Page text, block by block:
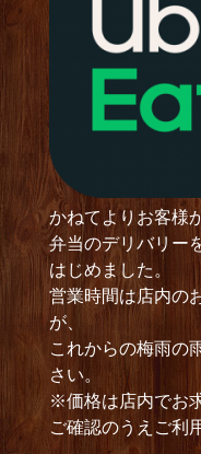
かねてよりお客様
弁当のデリバリー
はじめました。
営業時間は店内の
が、
これからの梅雨の
さい。
※価格は店内でお
ご確認のうえご利